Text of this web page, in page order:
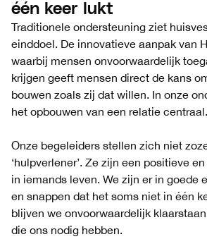
één keer lukt
Traditionele ondersteuning ziet
einddoel. De innovatieve aanpak van
waarbij mensen onvoorwaardelijk
krijgen geeft mensen direct de kans
bouwen zoals zij dat willen. In onze
het opbouwen van een relatie centraal.
Onze begeleiders stellen zich niet
‘hulpverlener’. Ze zijn een positieve
in iemands leven. We zijn er in goede
en snappen dat het soms niet in één
blijven we onvoorwaardelijk
die ons nodig hebben.